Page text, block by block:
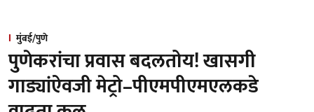
मुंबई/पुणे
पुणेकरांचा प्रवास बदलतोय! खासगी
गाड्यांऐवजी मेट्रो–पीएमपीएमएलकडे